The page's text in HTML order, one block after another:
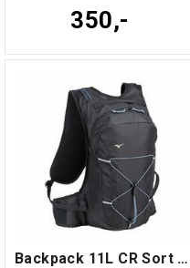
350,-
Backpack 11L CR Sort NS